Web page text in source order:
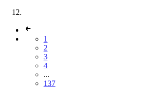
1
2
3
4
...
137